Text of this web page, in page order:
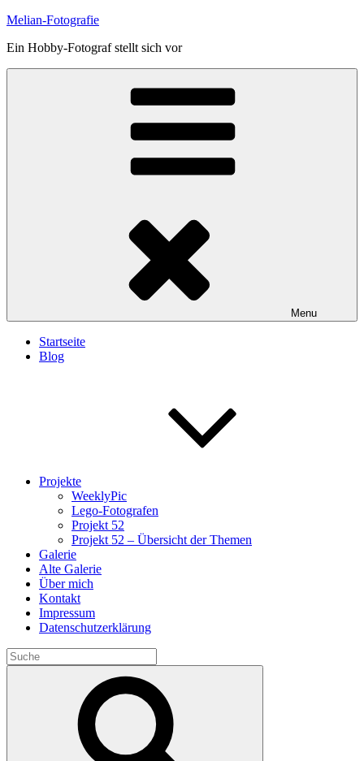
Skip
content
Melian-Fotografie
Ein Hobby-Fotograf stellt sich vor
Menu
Startseite
Blog
Projekte
WeeklyPic
Lego-Fotografen
Projekt 52
Projekt 52 – Übersicht der Themen
Galerie
Alte Galerie
Über mich
Kontakt
Impressum
Datenschutzerklärung
Search
for: